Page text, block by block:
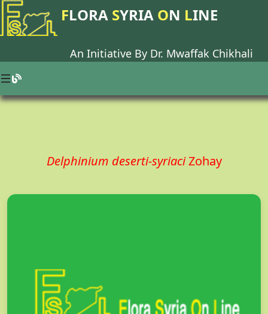
FLORA SYRIA ON LINE
An Initiative By Dr. Mwaffak Chikhali
Delphinium deserti-syriaciZohay